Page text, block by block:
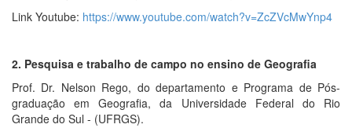
Link Youtube: https://www.youtube.com/watch?v=ZcZVcMwYnp4
2. Pesquisa e trabalho de campo no ensino de Geografia
Prof. Dr. Nelson Rego, do departamento e Programa de Pós-
graduação em Geografia, da Universidade Federal do Rio
Grande do Sul - (UFRGS).